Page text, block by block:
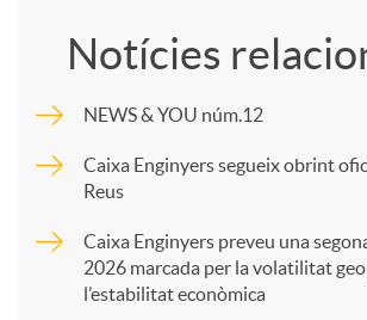
p
a
Notícies
NEWS & YOU núm.12
Caixa Enginyers segueix obrint
Reus
Caixa Enginyers preveu una
2026 marcada per la volatilitat
l’estabilitat econòmica